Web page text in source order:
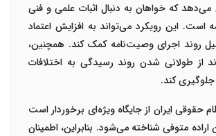
که خواهان به دنبال اثبات علمی و فنی
است. این رویکرد می‌تواند به افزایش اعتماد
روند اجرای وصیت‌نامه کمک کند. همچنین،
از طولانی شدن روند رسیدگی به اختلافات
جلوگیری کند.
حقوقی ایران از جایگاه ویژه‌ای برخوردار است
متوفی شناخته می‌شود. بنابراین، اطمینان